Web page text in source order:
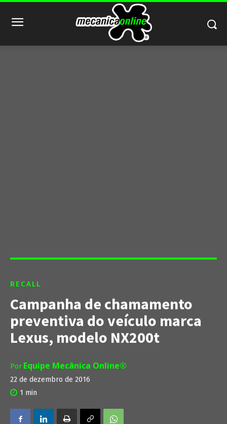
RECALL
Campanha de chamamento
preventiva do veículo marca
Lexus, modelo NX200t
Por Equipe Mecânica Online®
22 de dezembro de 2016
1 min